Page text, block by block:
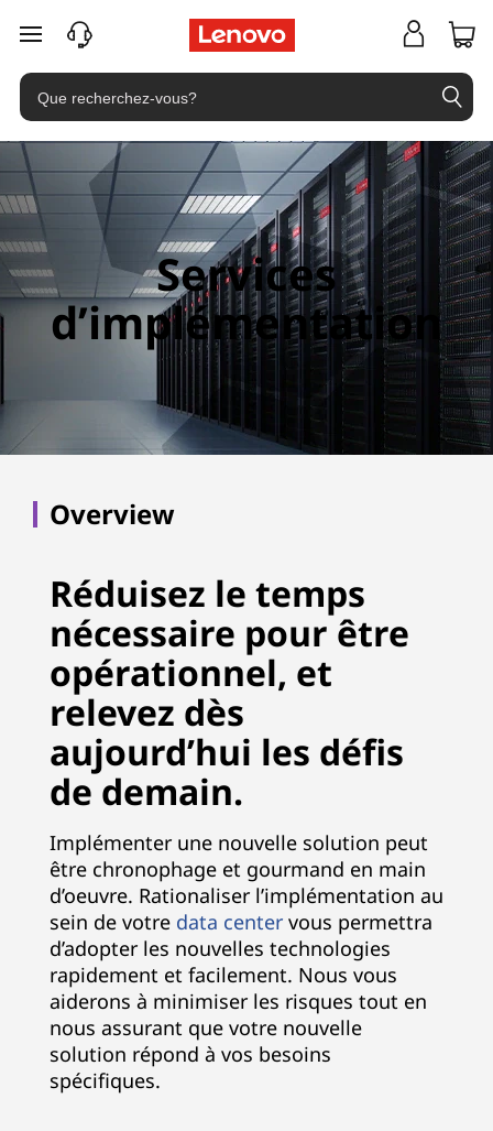
passer au contenu principal
Services
d’implémentation
Overview
Réduisez le temps
nécessaire pour être
opérationnel, et
relevez dès
aujourd’hui les défis
de demain.
Implémenter une nouvelle solution peut
être chronophage et gourmand en main
d’oeuvre. Rationaliser l’implémentation au
sein de votre data center vous permettra
d’adopter les nouvelles technologies
rapidement et facilement. Nous vous
aiderons à minimiser les risques tout en
nous assurant que votre nouvelle
solution répond à vos besoins
spécifiques.